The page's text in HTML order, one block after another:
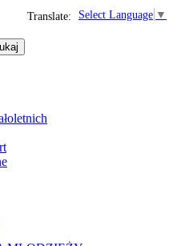
Select Language ▼
Translate: